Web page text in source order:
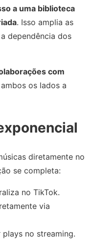
a uma biblioteca
. Isso amplia as
dependência dos
com
os lados a
diretamente no
se completa:
no TikTok.
via
no streaming.